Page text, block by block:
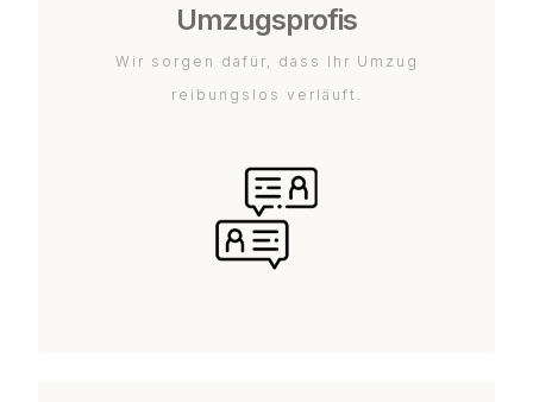
Umzugsprofis
Wir sorgen dafür, dass Ihr Umzug
reibungslos verläuft.